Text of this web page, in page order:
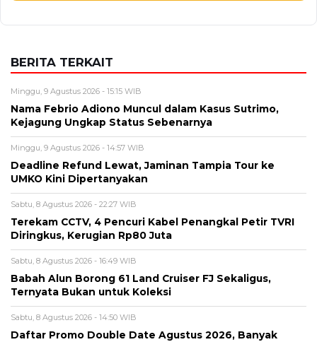
BERITA TERKAIT
Minggu, 9 Agustus 2026 - 15:15 WIB
Nama Febrio Adiono Muncul dalam Kasus Sutrimo,
Kejagung Ungkap Status Sebenarnya
Minggu, 9 Agustus 2026 - 14:57 WIB
Deadline Refund Lewat, Jaminan Tampia Tour ke
UMKO Kini Dipertanyakan
Sabtu, 8 Agustus 2026 - 22:27 WIB
Terekam CCTV, 4 Pencuri Kabel Penangkal Petir TVRI
Diringkus, Kerugian Rp80 Juta
Sabtu, 8 Agustus 2026 - 16:49 WIB
Babah Alun Borong 61 Land Cruiser FJ Sekaligus,
Ternyata Bukan untuk Koleksi
Sabtu, 8 Agustus 2026 - 14:50 WIB
Daftar Promo Double Date Agustus 2026, Banyak